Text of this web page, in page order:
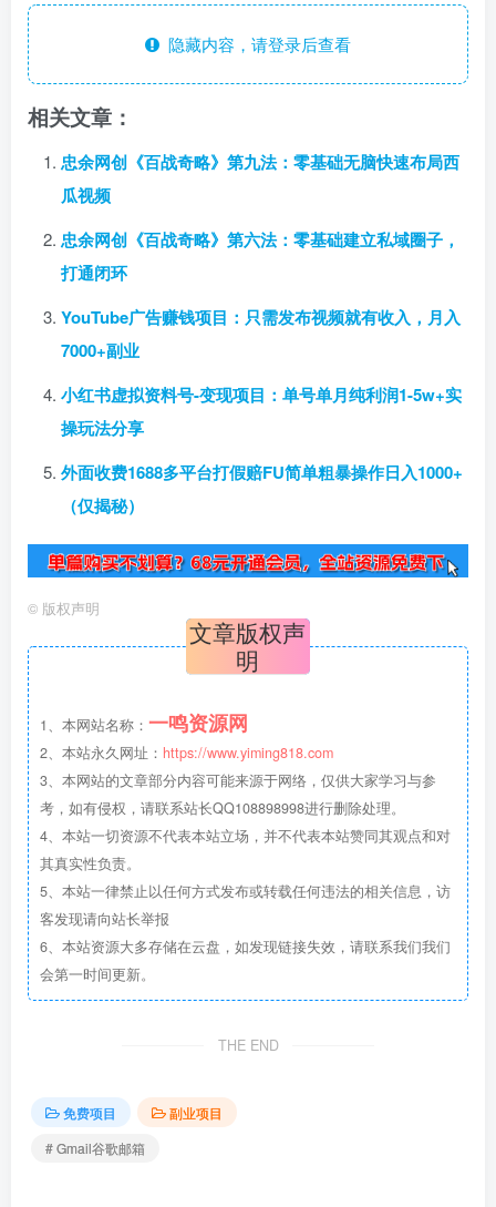
隐藏内容，请登录后查看
相关文章：
忠余网创《百战奇略》第九法：零基础无脑快速布局西
瓜视频
忠余网创《百战奇略》第六法：零基础建立私域圈子，
打通闭环
YouTube广告赚钱项目：只需发布视频就有收入，月入
7000+副业
小红书虚拟资料号-变现项目：单号单月纯利润1-5w+实
操玩法分享
外面收费1688多平台打假赔FU简单粗暴操作日入1000+
（仅揭秘）
© 版权声明
文章版权声
明
1、本网站名称： 一鸣资源网
2、本站永久网址： https://www.yiming818.com
3、本网站的文章部分内容可能来源于网络，仅供大家学习与参
考，如有侵权，请联系站长QQ108898998进行删除处理。
4、本站一切资源不代表本站立场，并不代表本站赞同其观点和对
其真实性负责。
5、本站一律禁止以任何方式发布或转载任何违法的相关信息，访
客发现请向站长举报
6、本站资源大多存储在云盘，如发现链接失效，请联系我们我们
会第一时间更新。
THE END
免费项目
副业项目
# Gmail谷歌邮箱